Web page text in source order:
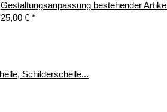
Gestaltungsanpassung bestehender Artikel
25,00 € *